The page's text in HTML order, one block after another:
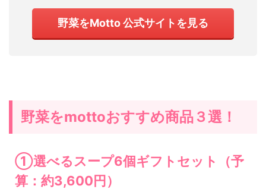
野菜をMotto 公式サイトを見る
野菜をmottoおすすめ商品３選！
①選べるスープ6個ギフトセット（予
算：約3,600円）